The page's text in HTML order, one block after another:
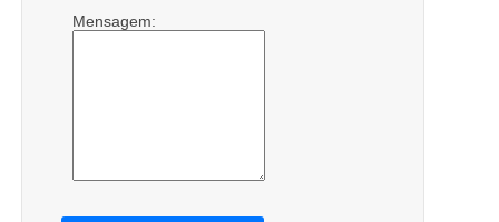
Mensagem: